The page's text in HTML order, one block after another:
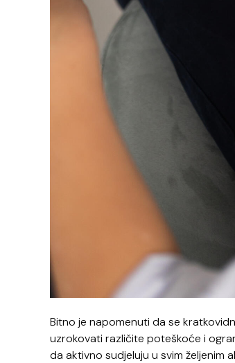
Bitno je napomenuti da se
uzrokovati različite poteškoće i
da aktivno sudjeluju u svim željenim